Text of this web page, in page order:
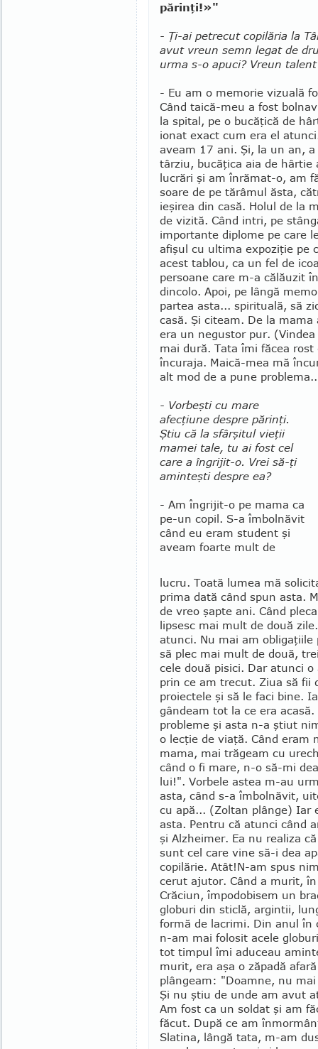
părinţi!»"
- Ţi-ai petrecut copilăria la
avut vreun semn legat de
urma s-o apuci? Vreun
- Eu am o memorie vizuală
Când taică-meu a fost
la spital, pe o bucăţică de
ionat exact cum era el
aveam 17 ani. Şi, la un an,
târziu, bucăţica aia de hârtie
lucrări şi am în­ră­mat-o, am
soa­re de pe tărâmul ăsta,
ieşirea din casă. Holul de la
de vizită. Când intri, pe
importante diplo­me pe care
afişul cu ultima expoziţie pe
acest tablou, ca un fel de
persoane care m-a călăuzit
dincolo. Apoi, pe lângă
partea asta... spi­rituală, să
casă. Şi citeam. De la
era un negustor pur.
mai dură. Tata îmi făcea
încuraja. Maică-mea mă
alt mod de a pune
- Vorbeşti cu mare
afecţiune despre pă­rinţi.
Ştiu că la sfâr­şitul vieţii
mamei tale, tu ai fost cel
care a în­grijit-o. Vrei să-ţi
a­min­teşti despre ea?
- Am îngrijit-o pe mama ca
pe-un copil. S-a îmbolnăvit
când eu eram student şi
aveam foarte mult de
lucru. Toată lumea mă
prima dată când spun asta.
de vreo şapte ani. Când
lipsesc mai mult de două
atunci. Nu mai am
să plec mai mult de două,
cele două pisici. Dar atunci
prin ce am trecut. Ziua să fii
proiectele şi să le faci bine.
gândeam tot la ce era
probleme şi asta n-a ştiut
o lecţie de viaţă. Când eram
mama, mai tră­geam cu
când o fi mare, n-o să-mi
lui!". Vorbele astea m-au
asta, când s-a îmbolnăvit,
cu apă... (Zoltan plânge) Iar
asta. Pentru că atunci când
şi Alzheimer. Ea nu realiza
sunt cel care vine să-i dea
copilărie. Atât!N-am spus
cerut aju­tor. Când a murit,
Crăciun, împo­dobisem un
globuri din sticlă, argintii,
formă de lacrimi. Din anul în
n-am mai folosit acele
tot timpul îmi aduceau
murit, era aşa o zăpadă
plângeam: "Doamne, nu
Şi nu ştiu de unde am avut
Am fost ca un soldat şi am
făcut. După ce am
Slatina, lângă tata, m-am